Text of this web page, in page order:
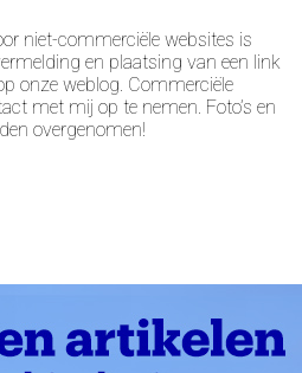
niet-commerciële websites is
en plaatsing van een link
onze weblog. Commerciële
met mij op te nemen. Foto’s en
overgenomen!